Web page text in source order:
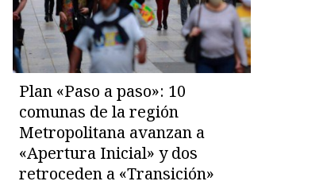
Plan «Paso a paso»: 10
comunas de la región
Metropolitana avanzan a
«Apertura Inicial» y dos
retroceden a «Transición»